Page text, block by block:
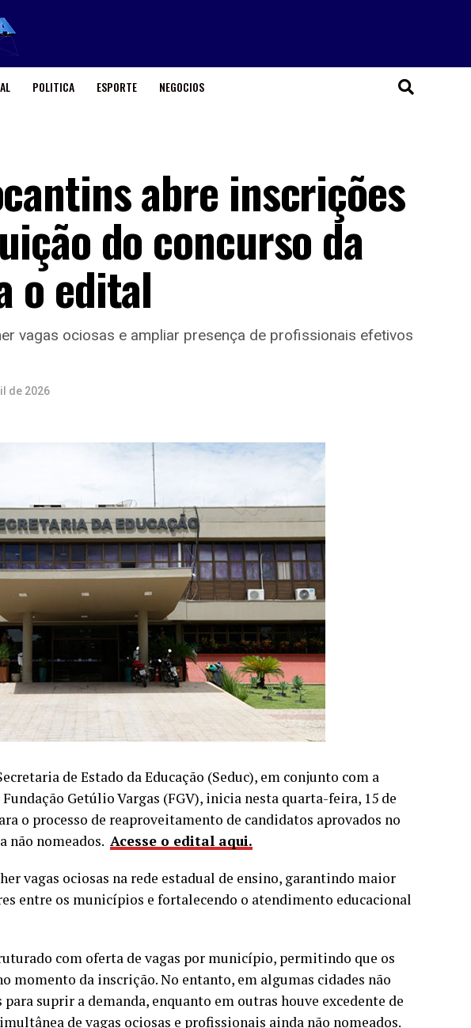
POLITICA ESPORTE NEGOCIOS
abre inscrições
do concurso da
o edital
vagas ociosas e ampliar presença de profissionais efetivos
de 2026
de Estado da Educação (Seduc), em conjunto com a
Getúlio Vargas (FGV), inicia nesta quarta-feira, 15 de
o processo de reaproveitamento de candidatos aprovados no
não nomeados. Acesse o edital aqui.
vagas ociosas na rede estadual de ensino, garantindo maior
entre os municípios e fortalecendo o atendimento educacional
com oferta de vagas por município, permitindo que os
momento da inscrição. No entanto, em algumas cidades não
suprir a demanda, enquanto em outras houve excedente de
de vagas ociosas e profissionais ainda não nomeados.